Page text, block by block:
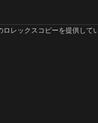
レックスコピーを提供して